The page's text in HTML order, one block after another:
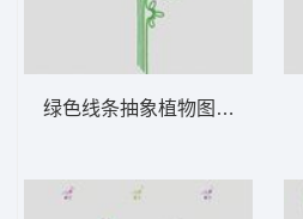
绿色线条抽象植物图案 大花样